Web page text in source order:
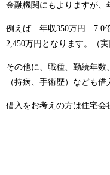
金融機関にもよりますが、
例えば 年収350万円 7.0倍
2,450万円となります。（
その他に、職種、勤続年
（持病、手術歴）なども
借入をお考えの方は住宅会